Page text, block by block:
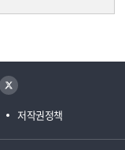
저작권정책
트위터